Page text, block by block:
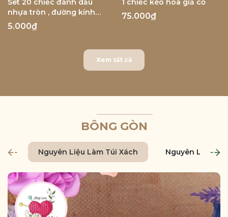
Set 20 chiếc đánh dấu
nhựa tròn , đường kính
1cm
5.000₫
1 chiếc kéo hoa giả cổ
75.000₫
Xem tất cả
BÔNG GÒN
Nguyên Liệu Làm Túi Xách Nguyên Liệu